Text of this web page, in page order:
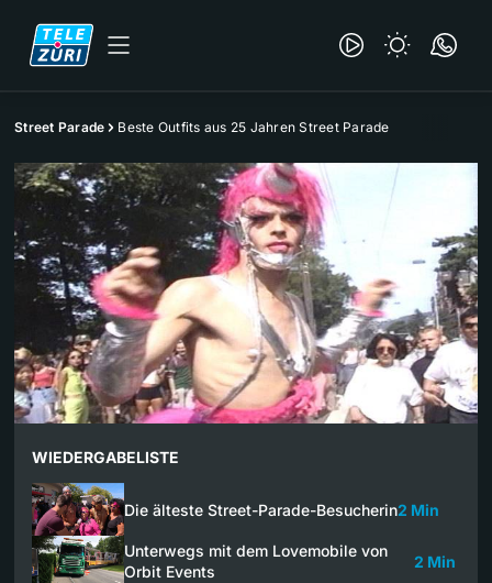
Street Parade Beste Outfits aus 25 Jahren Street Parade
WIEDERGABELISTE
Die älteste Street-Parade-Besucherin2 Min
Unterwegs mit dem Lovemobile von
Orbit Events
2 Min